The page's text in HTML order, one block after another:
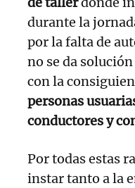
durante la
por la falta de
no se da
con la
personas
conductores y
Por todas estas
instar tanto a la